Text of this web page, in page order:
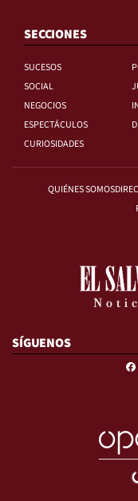
SECCIONES
SUCESOS
SOCIAL
NEGOCIOS
ESPECTÁCULOS
CURIOSIDADES
QUIÉNES SOMOS
SÍGUENOS